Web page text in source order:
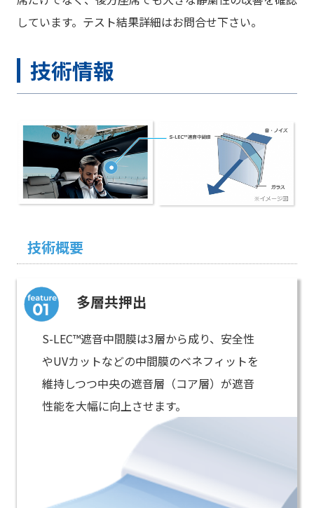
しています。テスト結果詳細はお問合せ下さい。
技術情報
技術概要
多層共押出
S-LEC™遮音中間膜は3層から成り、安全性
やUVカットなどの中間膜のベネフィットを
維持しつつ中央の遮音層（コア層）が遮音
性能を大幅に向上させます。